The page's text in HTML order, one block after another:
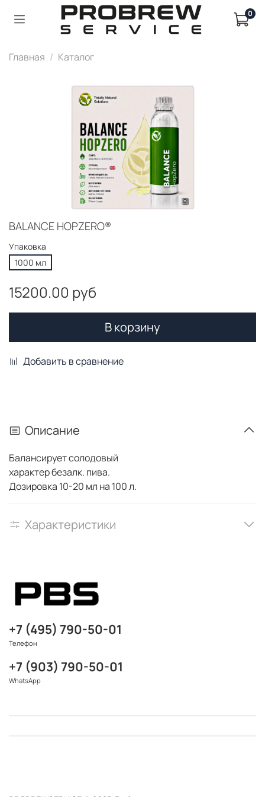
0
Главная Каталог
BALANCE HOPZERO®
Упаковка
1000 мл
15200.00 руб
В корзину
Добавить в сравнение
Описание
Балансирует солодовый
характер безалк. пива.
Дозировка 10-20 мл на 100 л.
Характеристики
+7 (495) 790-50-01
Телефон
+7 (903) 790-50-01
WhatsApp